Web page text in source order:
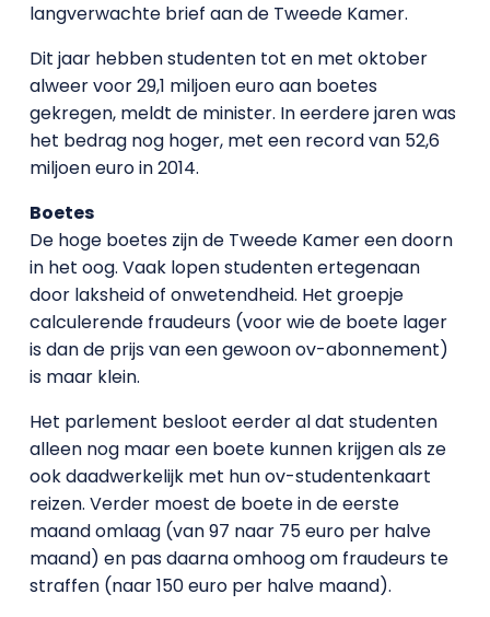
langverwachte brief aan de Tweede Kamer.
Dit jaar hebben studenten tot en met oktober
alweer voor 29,1 miljoen euro aan boetes
gekregen, meldt de minister. In eerdere jaren was
het bedrag nog hoger, met een record van 52,6
miljoen euro in 2014.
Boetes
De hoge boetes zijn de Tweede Kamer een doorn
in het oog. Vaak lopen studenten ertegenaan
door laksheid of onwetendheid. Het groepje
calculerende fraudeurs (voor wie de boete lager
is dan de prijs van een gewoon ov-abonnement)
is maar klein.
Het parlement besloot eerder al dat studenten
alleen nog maar een boete kunnen krijgen als ze
ook daadwerkelijk met hun ov-studentenkaart
reizen. Verder moest de boete in de eerste
maand omlaag (van 97 naar 75 euro per halve
maand) en pas daarna omhoog om fraudeurs te
straffen (naar 150 euro per halve maand).